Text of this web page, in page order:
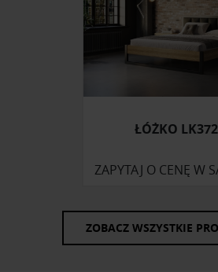
ŁÓŻKO LK372
ZAPYTAJ O CENĘ W
ZOBACZ WSZYSTKIE